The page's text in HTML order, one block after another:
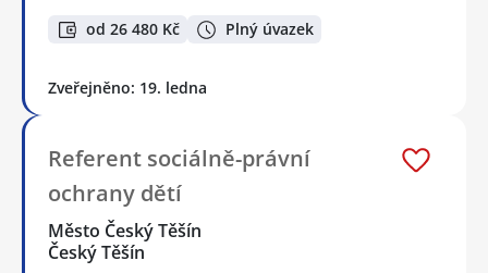
od 26 480 Kč Plný úvazek
Zveřejněno: 19. ledna
Referent sociálně-právní
ochrany dětí
Město Český Těšín
Český Těšín